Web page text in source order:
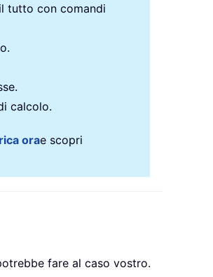
tutto con comandi
calcolo.
orae scopri
fare al caso vostro.